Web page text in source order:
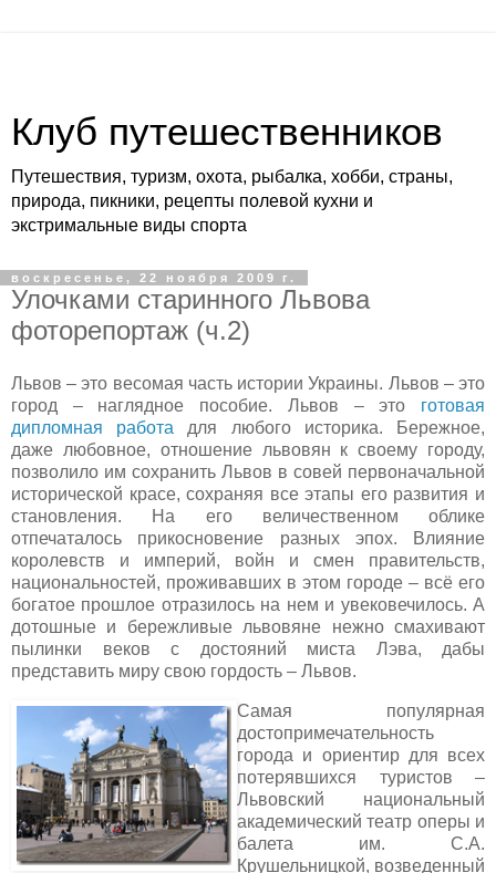
Клуб путешественников
Путешествия, туризм, охота, рыбалка, хобби, страны,
природа, пикники, рецепты полевой кухни и
экстримальные виды спорта
воскресенье, 22 ноября 2009 г.
Улочками старинного Львова
фоторепортаж (ч.2)
Львов – это весомая часть истории Украины. Львов – это
город – наглядное пособие. Львов – это готовая
дипломная работа для любого историка. Бережное,
даже любовное, отношение львовян к своему городу,
позволило им сохранить Львов в совей первоначальной
исторической красе, сохраняя все этапы его развития и
становления. На его величественном облике
отпечаталось прикосновение разных эпох. Влияние
королевств и империй, войн и смен правительств,
национальностей, проживавших в этом городе – всё его
богатое прошлое отразилось на нем и увековечилось. А
дотошные и бережливые львовяне нежно смахивают
пылинки веков с достояний миста Лэва, дабы
представить миру свою гордость – Львов.
Самая популярная
достопримечательность
города и ориентир для всех
потерявшихся туристов –
Львовский национальный
академический театр оперы и
балета им. С.А.
Крушельницкой, возведенный